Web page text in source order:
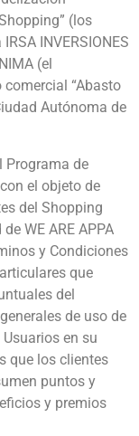
(los
INVERSIONES
(el
“Abasto
Autónoma de
Programa de
el objeto de
del Shopping
WE ARE APPA
y Condiciones
que
del
de uso de
en su
que los clientes
puntos y
y premios